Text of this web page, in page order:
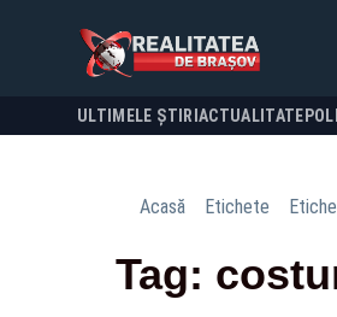
ULTIMELE ȘTIRI ACTUALITATE
Acasă Etichete
Tag: